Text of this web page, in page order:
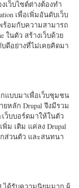
เว็บไซต์ต่างต้องทำ
เพื่อเพิ่มอันดับเว็บ
ร้อมกับความสามารถ
ในตัว สร้างเว็บด้วย
ดีอย่างที่ไม่เคยคิดมา
กแบบมาเพื่อเว็บชุมชน
หลัก Drupal จึงมีรวม
ว็บบอร์ดมาให้ในตัว
พิ่ม เติม แค่ลง Drupal
ส่วนตัว และสนทนา
ได้รับความนิยมมาก ผู้